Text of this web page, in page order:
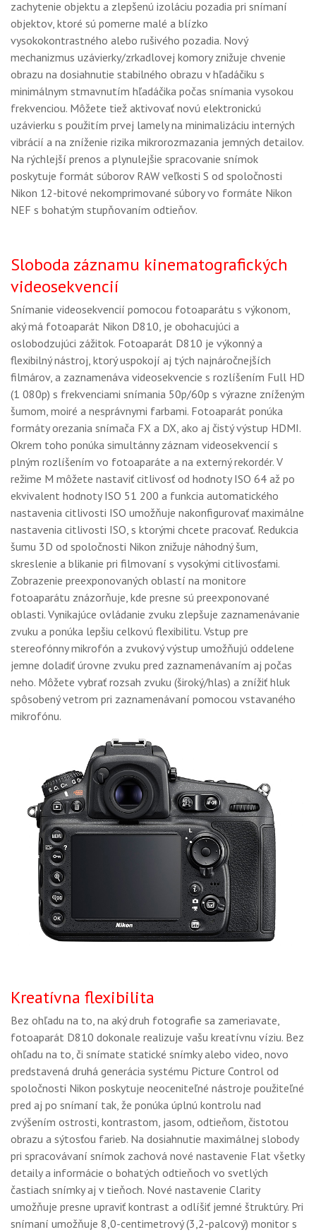
zachytenie objektu a zlepšenú izoláciu pozadia pri snímaní
objektov, ktoré sú pomerne malé a blízko
vysokokontrastného alebo rušivého pozadia. Nový
mechanizmus uzávierky/zrkadlovej komory znižuje chvenie
obrazu na dosiahnutie stabilného obrazu v hľadáčiku s
minimálnym stmavnutím hľadáčika počas snímania vysokou
frekvenciou. Môžete tiež aktivovať novú elektronickú
uzávierku s použitím prvej lamely na minimalizáciu interných
vibrácií a na zníženie rizika mikrorozmazania jemných detailov.
Na rýchlejší prenos a plynulejšie spracovanie snímok
poskytuje formát súborov RAW veľkosti S od spoločnosti
Nikon 12-bitové nekomprimované súbory vo formáte Nikon
NEF s bohatým stupňovaním odtieňov.
Sloboda záznamu kinematografických
videosekvencií
Snímanie videosekvencií pomocou fotoaparátu s výkonom,
aký má fotoaparát Nikon D810, je obohacujúci a
oslobodzujúci zážitok. Fotoaparát D810 je výkonný a
flexibilný nástroj, ktorý uspokojí aj tých najnáročnejších
filmárov, a zaznamenáva videosekvencie s rozlíšením Full HD
(1 080p) s frekvenciami snímania 50p/60p s výrazne zníženým
šumom, moiré a nesprávnymi farbami. Fotoaparát ponúka
formáty orezania snímača FX a DX, ako aj čistý výstup HDMI.
Okrem toho ponúka simultánny záznam videosekvencií s
plným rozlíšením vo fotoaparáte a na externý rekordér. V
režime M môžete nastaviť citlivosť od hodnoty ISO 64 až po
ekvivalent hodnoty ISO 51 200 a funkcia automatického
nastavenia citlivosti ISO umožňuje nakonfigurovať maximálne
nastavenia citlivosti ISO, s ktorými chcete pracovať. Redukcia
šumu 3D od spoločnosti Nikon znižuje náhodný šum,
skreslenie a blikanie pri filmovaní s vysokými citlivosťami.
Zobrazenie preexponovaných oblastí na monitore
fotoaparátu znázorňuje, kde presne sú preexponované
oblasti. Vynikajúce ovládanie zvuku zlepšuje zaznamenávanie
zvuku a ponúka lepšiu celkovú flexibilitu. Vstup pre
stereofónny mikrofón a zvukový výstup umožňujú oddelene
jemne doladiť úrovne zvuku pred zaznamenávaním aj počas
neho. Môžete vybrať rozsah zvuku (široký/hlas) a znížiť hluk
spôsobený vetrom pri zaznamenávaní pomocou vstavaného
mikrofónu.
Kreatívna flexibilita
Bez ohľadu na to, na aký druh fotografie sa zameriavate,
fotoaparát D810 dokonale realizuje vašu kreatívnu víziu. Bez
ohľadu na to, či snímate statické snímky alebo video, novo
predstavená druhá generácia systému Picture Control od
spoločnosti Nikon poskytuje neoceniteľné nástroje použiteľné
pred aj po snímaní tak, že ponúka úplnú kontrolu nad
zvýšením ostrosti, kontrastom, jasom, odtieňom, čistotou
obrazu a sýtosťou farieb. Na dosiahnutie maximálnej slobody
pri spracovávaní snímok zachová nové nastavenie Flat všetky
detaily a informácie o bohatých odtieňoch vo svetlých
častiach snímky aj v tieňoch. Nové nastavenie Clarity
umožňuje presne upraviť kontrast a odlíšiť jemné štruktúry. Pri
snímaní umožňuje 8,0-centimetrový (3,2-palcový) monitor s